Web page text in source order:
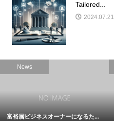
Tailored...
2024.07.21
News
富裕層ビジネスオーナーになるた...